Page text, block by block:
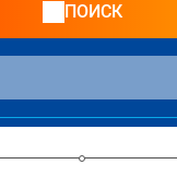
билета и, как
ПОИСК